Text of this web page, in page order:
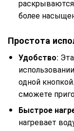
более
Простота
Удобство:
одной
сможете
Быстрое
нагревает